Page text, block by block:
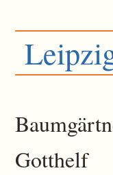
Gotthelf